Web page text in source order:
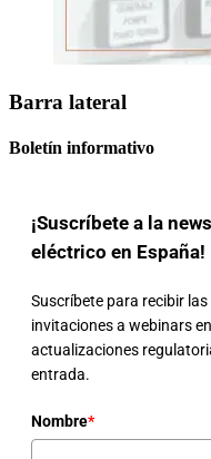
Barra lateral
Boletín informativo
¡Suscríbete a la
eléctrico en España!
Suscríbete para recibir
invitaciones a webinars
actualizaciones
entrada.
Nombre*